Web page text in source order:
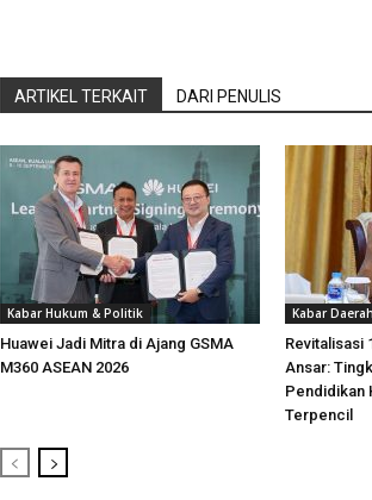
ARTIKEL TERKAIT DARI PENULIS
Kabar Hukum & Politik
Huawei Jadi Mitra di Ajang GSMA
M360 ASEAN 2026
Kabar Daerah
Revitalisasi
Ansar:
Pendidikan
Terpencil